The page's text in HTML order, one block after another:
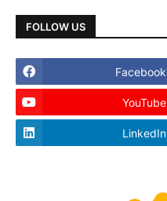
FOLLOW US
Facebook
YouTube
LinkedIn